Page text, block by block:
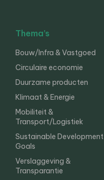
Thema’s
Bouw/Infra & Vastgoed
Circulaire economie
Duurzame producten
Klimaat & Energie
Mobiliteit &
Transport/Logistiek
Sustainable Development
Goals
Verslaggeving &
Transparantie